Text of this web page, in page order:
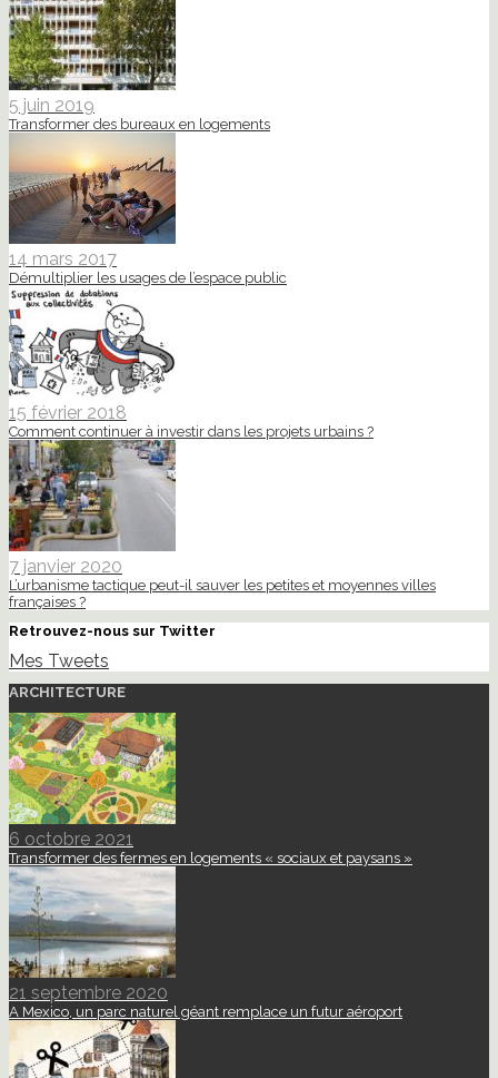
5 juin 2019
Transformer des bureaux en logements
14 mars 2017
Démultiplier les usages de l’espace public
15 février 2018
Comment continuer à investir dans les projets urbains ?
7 janvier 2020
L’urbanisme tactique peut-il sauver les petites et moyennes villes
françaises ?
Retrouvez-nous sur Twitter
Mes Tweets
ARCHITECTURE
6 octobre 2021
Transformer des fermes en logements « sociaux et paysans »
21 septembre 2020
A Mexico, un parc naturel géant remplace un futur aéroport